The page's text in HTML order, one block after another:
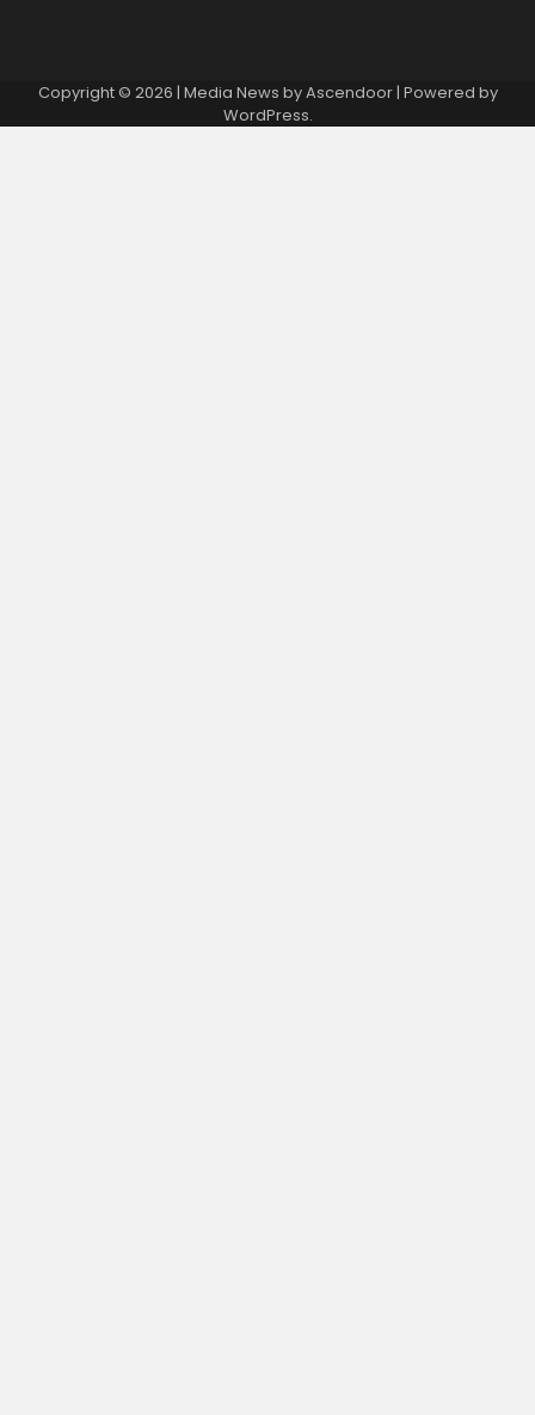
Copyright © 2026 | Media News byAscendoor| Powered by
WordPress.